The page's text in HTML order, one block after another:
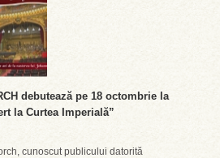
debutează pe 18 octombrie la
la Curtea Imperială”
cunoscut publicului datorită